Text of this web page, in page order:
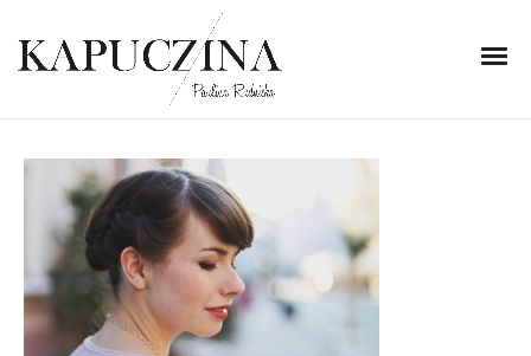
16 lipca 2014
IMG_2461
Written by